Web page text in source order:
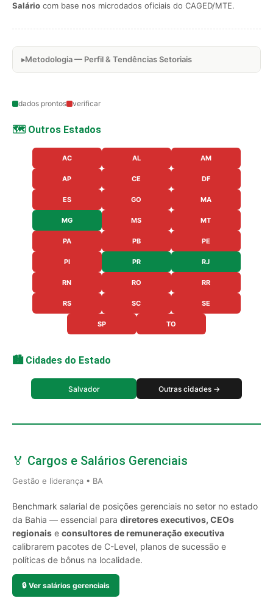
Salário com base nos microdados oficiais do CAGED/MTE.
Metodologia — Perfil & Tendências Setoriais
dados prontos verificar
🗺️ Outros Estados
AC AL AM
AP CE DF
ES GO MA
MG MS MT
PA PB PE
PI PR RJ
RN RO RR
RS SC SE
SP TO
🏙️ Cidades do Estado
Salvador Outras cidades →
🏅 Cargos e Salários Gerenciais
Gestão e liderança • BA
Benchmark salarial de posições gerenciais no setor no estado
da Bahia — essencial para diretores executivos, CEOs
regionais e consultores de remuneração executiva
calibrarem pacotes de C-Level, planos de sucessão e
políticas de bônus na localidade.
🔒 Ver salários gerenciais